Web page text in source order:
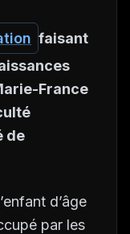
faisant
France
de
d’âge
par les